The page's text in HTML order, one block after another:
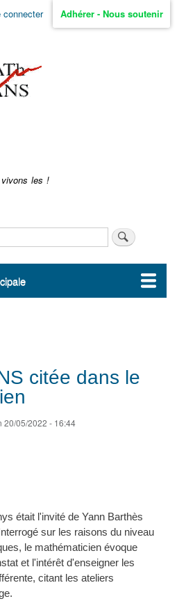
Aller
connecter Adhérer - Nous soutenir
les !
citée dans le
20/05/2022 - 16:44
était l'invité de Yann Barthès
sur les raisons du niveau
le mathématicien évoque
et l'intérêt d'enseigner les
citant les ateliers